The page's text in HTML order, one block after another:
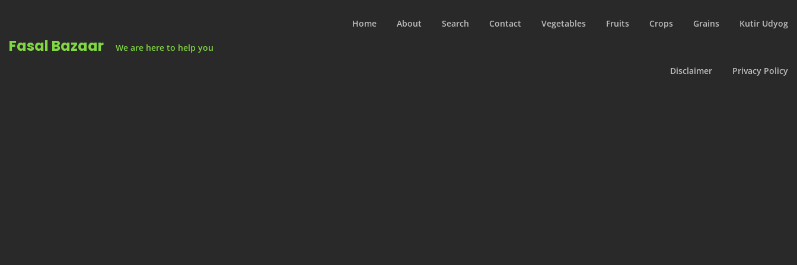
content
Fasal Bazaar We are here to help you
Home About Search Contact Vegetables Fruits Crops Grains Kutir Udyog
Disclaimer Privacy Policy